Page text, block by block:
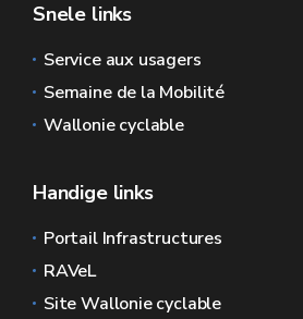
Snele links
Service aux usagers
Semaine de la Mobilité
Wallonie cyclable
Handige links
Portail Infrastructures
RAVeL
Site Wallonie cyclable